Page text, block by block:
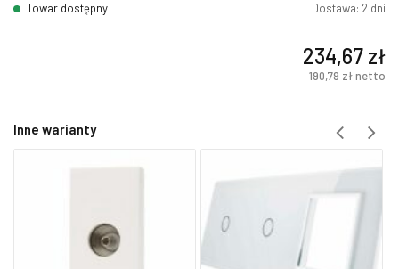
Towar dostępny Dostawa: 2 dni
234,67 zł
190,79 złnetto
Inne warianty